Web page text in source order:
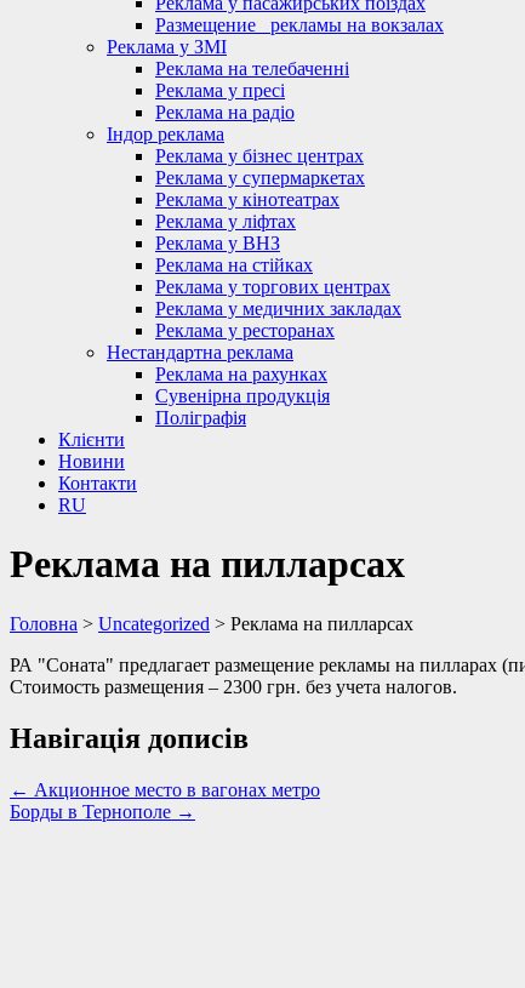
Размещение_ рекламы на вокзалах
Реклама у ЗМІ
Реклама на телебаченні
Реклама у пресі
Реклама на радіо
Індор реклама
Реклама у бізнес центрах
Реклама у супермаркетах
Реклама у кінотеатрах
Реклама у ліфтах
Реклама у ВНЗ
Реклама на стійках
Реклама у торгових центрах
Реклама у медичних закладах
Реклама у ресторанах
Нестандартна реклама
Реклама на рахунках
Сувенірна продукція
Поліграфія
Клієнти
Новини
Контакти
RU
Реклама на пилларсах
Головна > Uncategorized > Реклама на пилларсах
РА "Соната" предлагает размещение рекламы на пилларах
Стоимость размещения – 2300 грн. без учета налогов.
Навігація дописів
← Акционное место в вагонах метро
Борды в Тернополе →